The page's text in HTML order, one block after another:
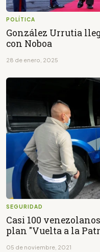
POLÍTICA
González Urrutia
con Noboa
28 de enero, 2025
SEGURIDAD
Casi 100
plan "Vuelta a la
05 de noviembre, 2021